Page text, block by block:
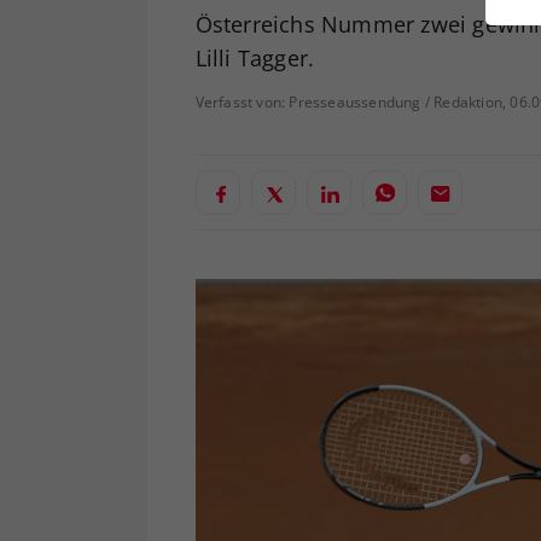
Österreichs Nummer zwei
Lilli Tagger.
Verfasst von: Presseaussendung / Redaktion,